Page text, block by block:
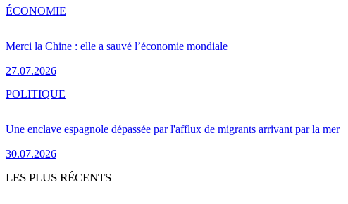
Merci la Chine : elle a sauvé l’économie mondiale
27.07.2026
ÉCONOMIE
Une enclave espagnole dépassée par l'afflux de migrants arrivant par la mer
30.07.2026
POLITIQUE
LES PLUS RÉCENTS